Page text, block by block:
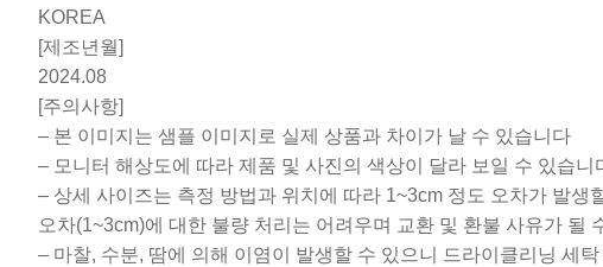
KOREA
[제조년월]
2024.08
[주의사항]
– 본 이미지는 샘플 이미지로 실제 상품과 차이가 날 수 있습니다
– 모니터 해상도에 따라 제품 및 사진의 색상이 달라 보일 수 있습니
– 상세 사이즈는 측정 방법과 위치에 따라 1~3cm 정도 오차가 발생
오차(1~3cm)에 대한 불량 처리는 어려우며 교환 및 환불 사유가 될
– 마찰, 수분, 땀에 의해 이염이 발생할 수 있으니 드라이클리닝 세